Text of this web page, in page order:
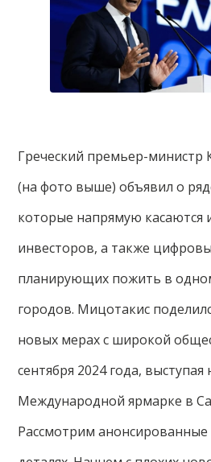
Греческий премьер-министр
(на фото выше) объявил о
которые напрямую касаются
инвесторов, а также
планирующих пожить в
городов. Мицотакис
новых мерах с широкой
сентября 2024 года, выступая
Международной ярмарке в
Рассмотрим